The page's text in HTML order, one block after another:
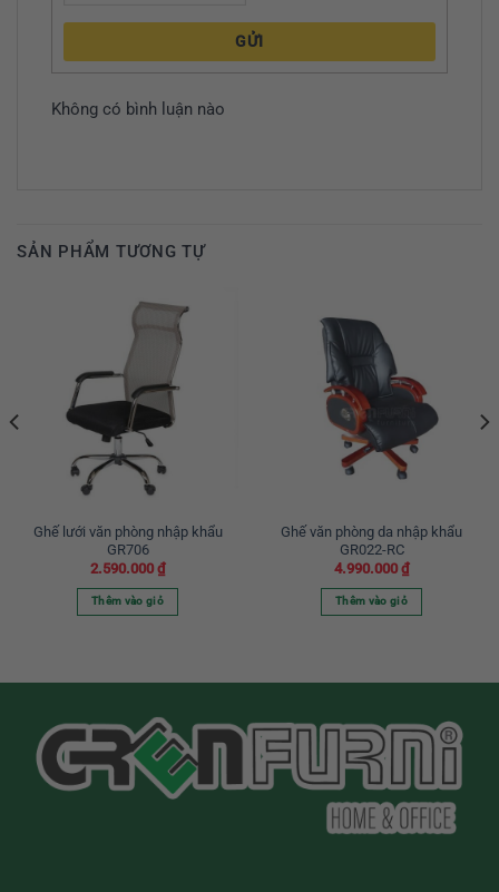
GỬI
Không có bình luận nào
SẢN PHẨM TƯƠNG TỰ
Ghế lưới văn phòng nhập khẩu
GR706
2.590.000 ₫
Thêm vào giỏ
Ghế văn phòng da nhập khẩu
GR022-RC
4.990.000 ₫
Thêm vào giỏ